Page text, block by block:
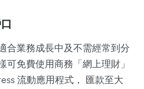
合業務成長中及不需經常到分
免費使用商務「網上理財」
流動應用程式， 匯款至大